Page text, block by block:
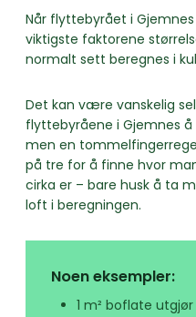
Når flyttebyrået i
viktigste faktorene
normalt sett beregnes i
Det kan være vanskelig
flyttebyråene i Gjemnes
men en
på tre for å finne hvor
cirka er – bare husk å ta
loft i beregningen.
Noen eksempler:
1 m² boflate utgjør